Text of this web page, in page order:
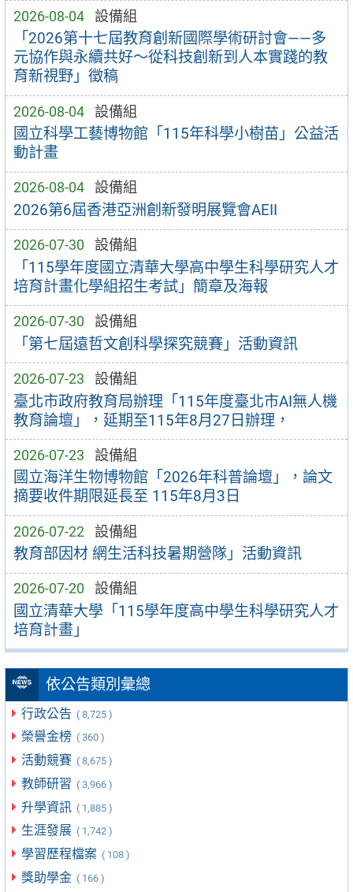
2026-08-04 設備組
「2026第十七屆教育創新國際學術研討會——多
元協作與永續共好～從科技創新到人本實踐的教
育新視野」徵稿
2026-08-04 設備組
國立科學工藝博物館「115年科學小樹苗」公益活
動計畫
2026-08-04 設備組
2026第6屆香港亞洲創新發明展覽會AEII
2026-07-30 設備組
「115學年度國立清華大學高中學生科學研究人才
培育計畫化學組招生考試」簡章及海報
2026-07-30 設備組
「第七屆遠哲文創科學探究競賽」活動資訊
2026-07-23 設備組
臺北市政府教育局辦理「115年度臺北市AI無人機
教育論壇」，延期至115年8月27日辦理，
2026-07-23 設備組
國立海洋生物博物館「2026年科普論壇」，論文
摘要收件期限延長至 115年8月3日
2026-07-22 設備組
教育部因材 網生活科技暑期營隊」活動資訊
2026-07-20 設備組
國立清華大學「115學年度高中學生科學研究人才
培育計畫」
依公告類別彙總
行政公告 ( 8,725 )
榮譽金榜 ( 360 )
活動競賽 ( 8,675 )
教師研習 ( 3,966 )
升學資訊 ( 1,885 )
生涯發展 ( 1,742 )
學習歷程檔案 ( 108 )
獎助學金 ( 166 )